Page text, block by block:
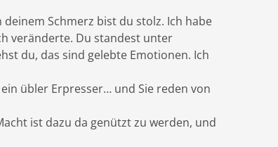
Schmerz bist du stolz. Ich habe
veränderte. Du standest unter
du, das sind gelebte Emotionen. Ich
übler Erpresser… und Sie reden von
ist dazu da genützt zu werden, und